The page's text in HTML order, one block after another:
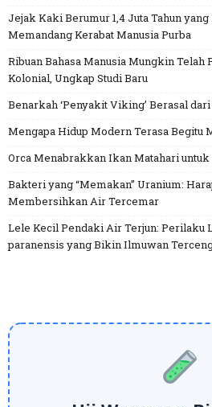
Jejak Kaki Berumur 1,4 Juta Tahun
Memandang Kerabat Manusia Purba
Ribuan Bahasa Manusia Mungkin Telah
Kolonial, Ungkap Studi Baru
Benarkah ‘Penyakit Viking’ Berasal
Mengapa Hidup Modern Terasa Begitu
Orca Menabrakkan Ikan Matahari
Bakteri yang “Memakan” Uranium:
Membersihkan Air Tercemar
Lele Kecil Pendaki Air Terjun: Perilaku
paranensis yang Bikin Ilmuwan